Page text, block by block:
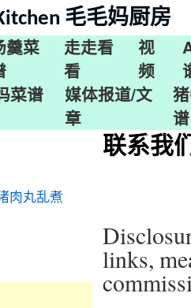
毛毛妈厨房
羹菜
走走看
看
视
频
菜谱
媒体报道/文
章
谱
联系我
links,
肉丸乱煮